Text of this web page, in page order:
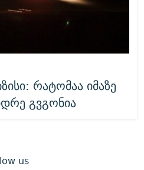
რატომაა იმაზე
გვგონია
us